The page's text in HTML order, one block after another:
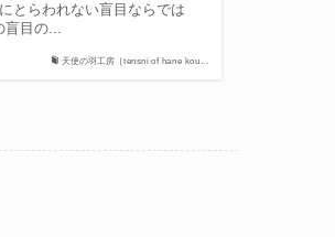
天使の羽工房［tensni of hane kou...
とらわれない盲目ならでは
盲目の...